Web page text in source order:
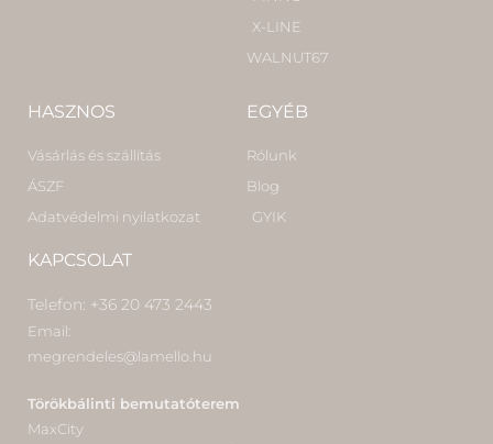
X-LINE
WALNUT67
HASZNOS
Vásárlás és szállítás
ÁSZF
Adatvédelmi nyilatkozat
KAPCSOLAT
Telefon: +36 20 473 2443
Email:
megrendeles@lamello.hu
Törökbálinti bemutatóterem
MaxCity
EGYÉB
Rólunk
Blog
GYIK